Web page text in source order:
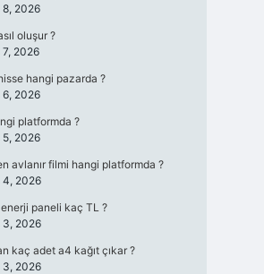
8, 2026
oluşur ?
2026
hangi pazarda ?
6, 2026
platformda ?
5, 2026
avlanır filmi hangi platformda ?
4, 2026
paneli kaç TL ?
3, 2026
kaç adet a4 kağıt çıkar ?
3, 2026